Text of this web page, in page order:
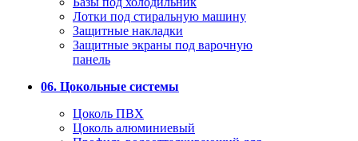
Лотки под стиральную машину
Защитные накладки
Защитные экраны под варочную
панель
06. Цокольные системы
Цоколь ПВХ
Цоколь алюминиевый